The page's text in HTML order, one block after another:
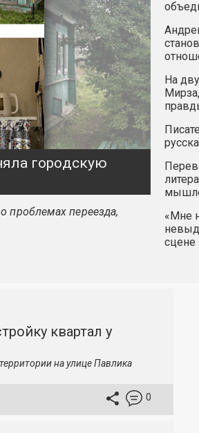
городскую
проблемах переезда,
На
«Мне
сцене
квартал у
на улице Павлика
0